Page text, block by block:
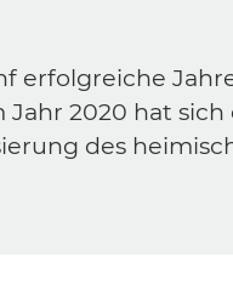
erfolgreiche
2020 hat
des